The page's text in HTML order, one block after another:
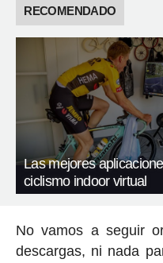
RECOMENDADO
Las mejores
ciclismo indoor virtual
No vamos a seguir
descargas, ni nada